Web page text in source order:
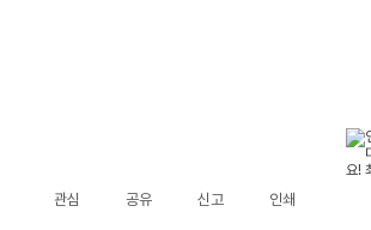
관심 공유 신고 인쇄